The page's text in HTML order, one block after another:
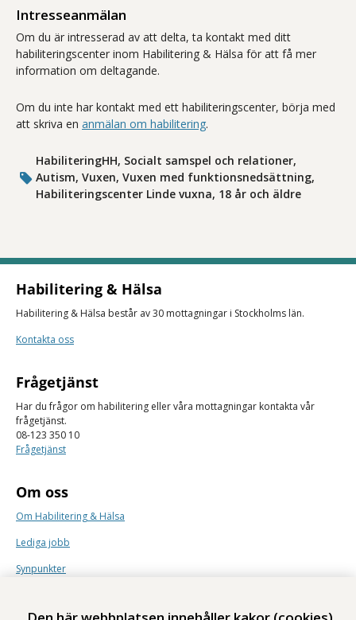
Intresseanmälan
Om du är intresserad av att delta, ta kontakt med ditt
habiliteringscenter inom Habilitering & Hälsa för att få mer
information om deltagande.
Om du inte har kontakt med ett habiliteringscenter, börja med
att skriva en anmälan om habilitering.
HabiliteringHH, Socialt samspel och relationer,
Autism, Vuxen, Vuxen med funktionsnedsättning,
Habiliteringscenter Linde vuxna, 18 år och äldre
Habilitering & Hälsa
Habilitering & Hälsa består av 30 mottagningar i Stockholms län.
Kontakta oss
Frågetjänst
Har du frågor om habilitering eller våra mottagningar kontakta vår
frågetjänst.
08-123 350 10
Frågetjänst
Om oss
Om Habilitering & Hälsa
Lediga jobb
Synpunkter